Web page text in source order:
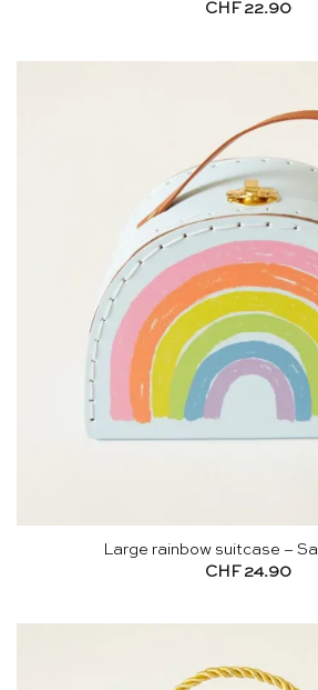
CHF 22.90
Large rainbow suitcase –
CHF24.90